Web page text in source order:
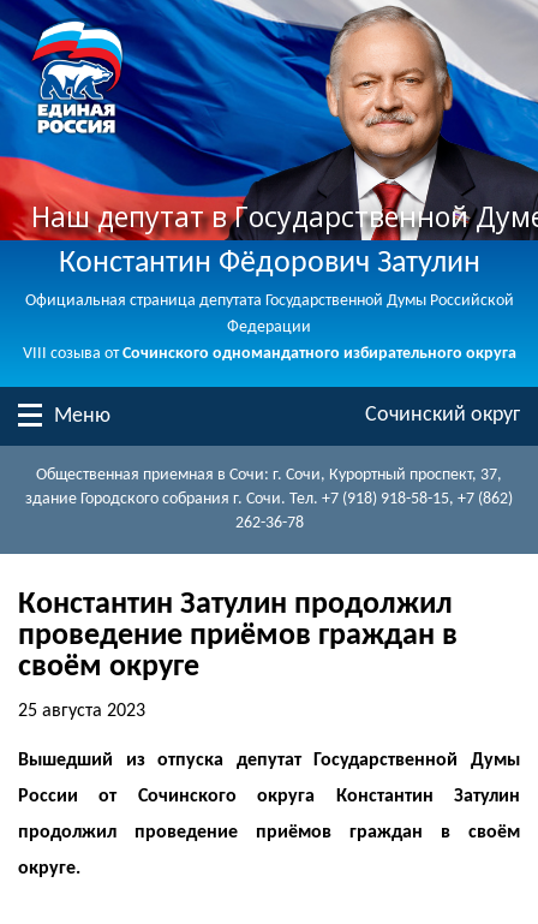
Наш депутат в Государственной
Константин Фёдорович Затулин
Официальная страница депутата Государственной Думы Российской
Федерации
VIII созыва отСочинского одномандатного избирательного округа
Меню Сочинский округ
Общественная приемная в Сочи: г. Сочи, Курортный проспект, 37,
здание Городского собрания г. Сочи. Тел. +7 (918) 918-58-15, +7 (862)
262-36-78
Константин Затулин продолжил
проведение приёмов граждан в
своём округе
25 августа 2023
Вышедший из отпуска депутат Государственной Думы
России от Сочинского округа Константин Затулин
продолжил проведение приёмов граждан в своём
округе.